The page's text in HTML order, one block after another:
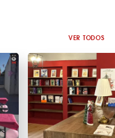
VER TODOS